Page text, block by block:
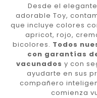
Desde el
adorable Toy,
que incluye colores
apricot, rojo,
bicolores. Todos
con garantías
vacunados y con
ayudarte en sus
compañero
comienza